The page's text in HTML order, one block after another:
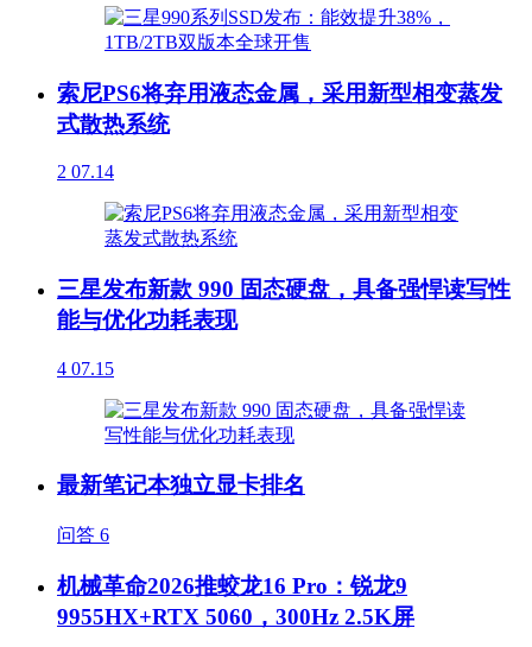
索尼PS6将弃用液态金属，采用新型相变蒸发
式散热系统
2 07.14
三星发布新款 990 固态硬盘，具备强悍读写性
能与优化功耗表现
4 07.15
最新笔记本独立显卡排名
问答 6
机械革命2026推蛟龙16 Pro：锐龙9
9955HX+RTX 5060，300Hz 2.5K屏